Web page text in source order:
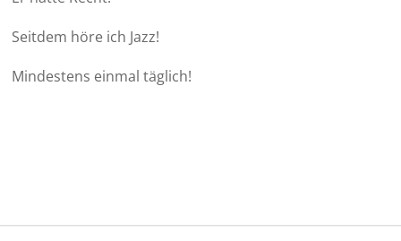
Seitdem höre ich Jazz!
Mindestens einmal täglich!